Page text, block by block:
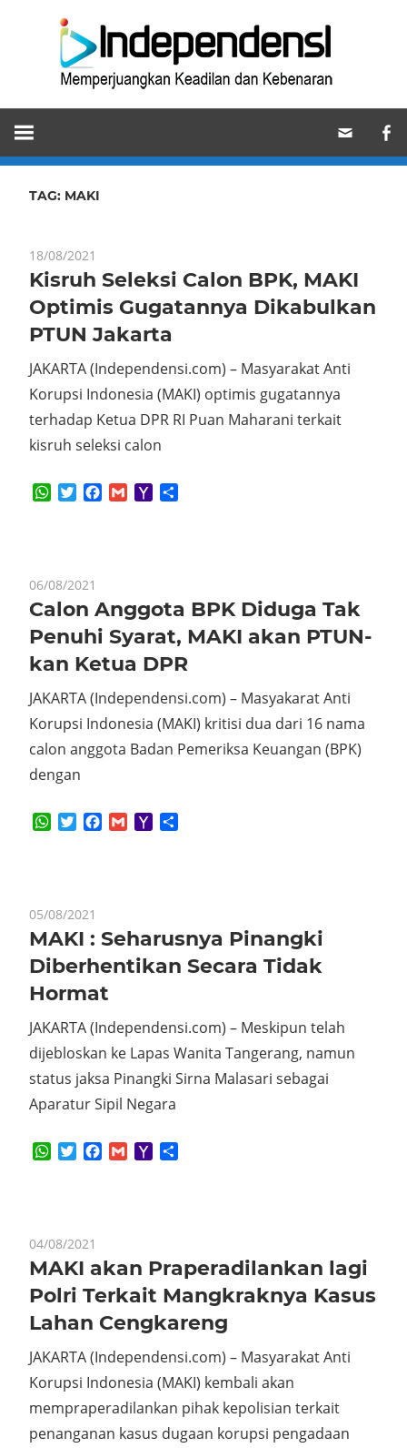
Memperjuangkan
Keadilan
dan
Kebenaran
TAG: MAKI
18/08/2021
Kisruh Seleksi Calon BPK, MAKI
Optimis Gugatannya Dikabulkan
PTUN Jakarta
JAKARTA (Independensi.com) – Masyarakat Anti
Korupsi Indonesia (MAKI) optimis gugatannya
terhadap Ketua DPR RI Puan Maharani terkait
kisruh seleksi calon
WhatsApp
TwitterFacebook
GmailYahoo
06/08/2021
Calon Anggota BPK Diduga Tak
Penuhi Syarat, MAKI akan PTUN-
kan Ketua DPR
JAKARTA (Independensi.com) – Masyakarat Anti
Korupsi Indonesia (MAKI) kritisi dua dari 16 nama
calon anggota Badan Pemeriksa Keuangan (BPK)
dengan
WhatsApp
TwitterFacebook
GmailYahoo
05/08/2021
MAKI : Seharusnya Pinangki
Diberhentikan Secara Tidak
Hormat
JAKARTA (Independensi.com) – Meskipun telah
dijebloskan ke Lapas Wanita Tangerang, namun
status jaksa Pinangki Sirna Malasari sebagai
Aparatur Sipil Negara
WhatsApp
TwitterFacebook
GmailYahoo
04/08/2021
MAKI akan Praperadilankan lagi
Polri Terkait Mangkraknya Kasus
Lahan Cengkareng
JAKARTA (Independensi.com) – Masyarakat Anti
Korupsi Indonesia (MAKI) kembali akan
mempraperadilankan pihak kepolisian terkait
penanganan kasus dugaan korupsi pengadaan